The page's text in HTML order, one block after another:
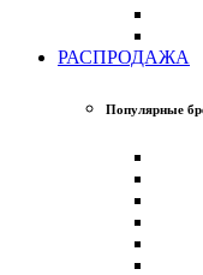
РАСПРОДАЖА
Популярные